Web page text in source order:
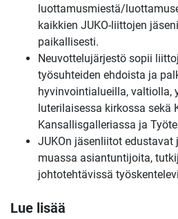
luottamusmiestä/
kaikkien JUKO-liittojen
paikallisesti.
Neuvottelujärjestö sopii
työsuhteiden ehdoista ja
hyvinvointialueilla, valtiolla,
luterilaisessa kirkossa sekä
Kansallisgalleriassa ja
JUKOn jäsenliitot
muassa asiantuntijoita,
johtotehtävissä
Lue lisää